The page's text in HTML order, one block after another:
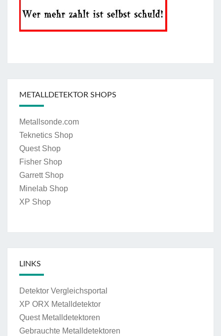
METALLDETEKTOR SHOPS
Metallsonde.com
Teknetics Shop
Quest Shop
Fisher Shop
Garrett Shop
Minelab Shop
XP Shop
LINKS
Detektor Vergleichsportal
XP ORX Metalldetektor
Quest Metalldetektoren
Gebrauchte Metalldetektoren